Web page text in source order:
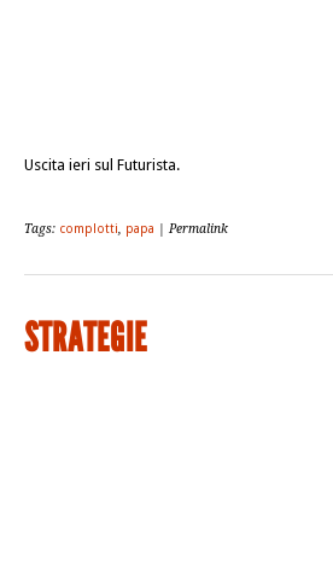
Uscita ieri sul Futurista.
Tags: complotti papa | Permalink
STRATEGIE